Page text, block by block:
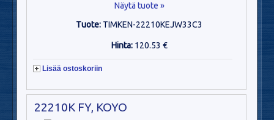
Näytä tuote »
Tuote: TIMKEN-22210KEJW33C3
Hinta: 120.53 €
Lisää ostoskoriin
22210K FY, KOYO